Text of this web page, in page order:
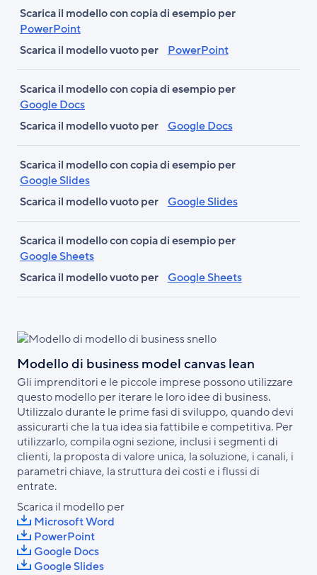
Scarica il modello con copia di esempio per
PowerPoint
Scarica il modello vuoto per
PowerPoint
Scarica il modello con copia di esempio per
Google Docs
Scarica il modello vuoto per
Google Docs
Scarica il modello con copia di esempio per
Google Slides
Scarica il modello vuoto per
Google Slides
Scarica il modello con copia di esempio per
Google Sheets
Scarica il modello vuoto per
Google Sheets
Modello di business model canvas lean
Gli imprenditori e le piccole imprese possono utilizzare
questo modello per iterare le loro idee di business.
Utilizzalo durante le prime fasi di sviluppo, quando devi
assicurarti che la tua idea sia fattibile e competitiva. Per
utilizzarlo, compila ogni sezione, inclusi i segmenti di
clienti, la proposta di valore unica, la soluzione, i canali, i
parametri chiave, la struttura dei costi e i flussi di
entrate.
Scarica il modello per
Microsoft Word
PowerPoint
Google Docs
Google Slides